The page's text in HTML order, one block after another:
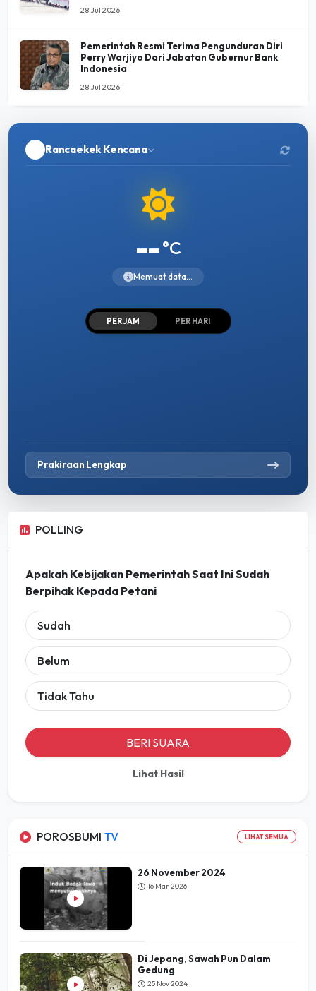
28 Jul 2026
Pemerintah Resmi Terima Pengunduran Diri
Perry Warjiyo Dari Jabatan Gubernur Bank
Indonesia
28 Jul 2026
Rancaekek Kencana
--°C
Memuat data...
PER JAM PER HARI
Prakiraan Lengkap
POLLING
Apakah Kebijakan Pemerintah Saat Ini Sudah
Berpihak Kepada Petani
Sudah
Belum
Tidak Tahu
BERI SUARA
Lihat Hasil
POROSBUMI TV LIHAT SEMUA
26 November 2024
16 Mar 2026
Di Jepang, Sawah Pun Dalam
Gedung
25 Nov 2024